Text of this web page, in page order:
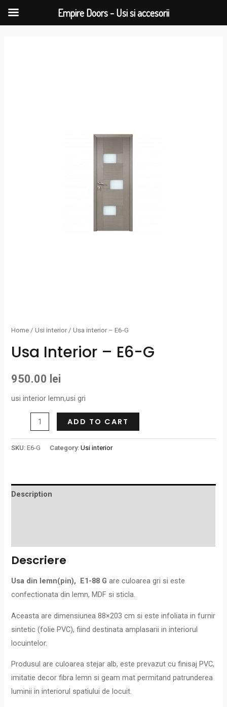
Home /Usi interior/ Usa interior – E6-G
Usa Interior – E6-G
950.00 lei
usi interior lemn,usi gri
ADD TO CART
SKU:E6-G Category:Usi interior
Description
Descriere
Usa din lemn(pin), E1-88 Gare culoarea gri si este
confectionata din lemn, MDF si sticla.
Aceasta are dimensiunea 88×203 cm si este infoliata in furnir
sintetic (folie PVC), fiind destinata amplasarii in interiorul
locuintelor.
Produsul are culoarea stejar alb, este prevazut cu finisaj PVC,
imitatie decor fibra lemn si geam mat permitand patrunderea
luminii in interiorul spatiului de locuit.
Empire Doors - Usi si accesorii